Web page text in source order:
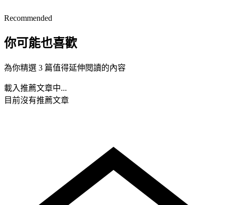
Recommended
你可能也喜歡
為你精選 3 篇值得延伸閱讀的內容
載入推薦文章中...
目前沒有推薦文章